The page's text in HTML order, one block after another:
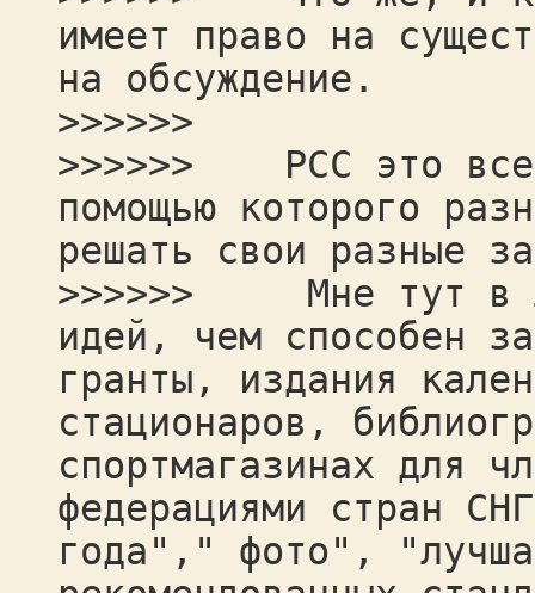
имеет право на
на обсуждение.
>>>>>>
>>>>>> РСС это
помощью которого
решать свои разные
>>>>>> Мне тут в
идей, чем способен
гранты, издания
стационаров,
спортмагазинах для
федерациями стран
года"," фото",